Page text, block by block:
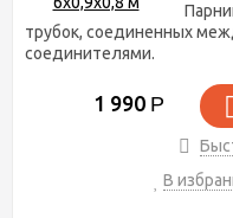
трубок, соединенных
соединителями.
1 990 Р
В